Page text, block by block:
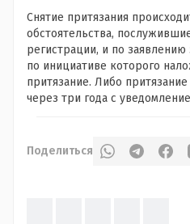
Снятие притязания
обстоятельства,
регистрации, и по заявлению
по инициативе которого
притязание. Либо
через три года с
Поделиться